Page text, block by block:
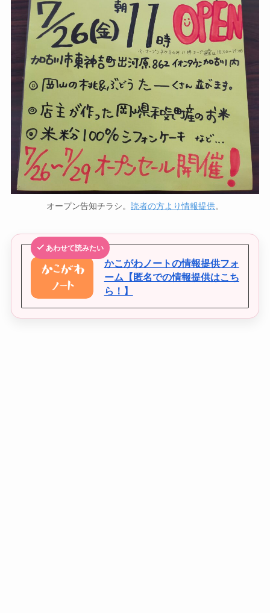
オープン告知チラシ。 読者の方より情報提供。
あわせて読みたい
かこがわノートの情報提供フォ
ーム【匿名での情報提供はこち
ら！】